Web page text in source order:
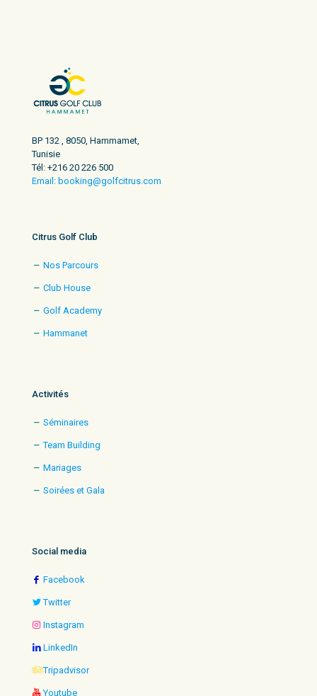
BP 132 , 8050, Hammamet,
Tunisie
Tél: +216 20 226 500
Email: booking@golfcitrus.com
Citrus Golf Club
Nos Parcours
Club House
Golf Academy
Hammanet
Activités
Séminaires
Team Building
Mariages
Soirées et Gala
Social media
Facebook
Twitter
Instagram
LinkedIn
Tripadvisor
Youtube